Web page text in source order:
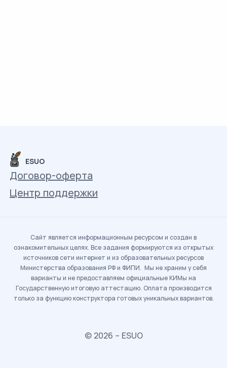
ESUO
Договор-оферта
Центр поддержки
Сайт является информационным ресурсом и создан в
ознакомительных целях. Все задания формируются из открытых
источников сети интернет и из образовательных ресурсов
Министерства образования РФ и ФИПИ. Мы не храним у себя
варианты и не предоставляем официальные КИМы на
Государственную итоговую аттестацию. Оплата производится
только за функцию конструктора готовых уникальных вариантов.
© 2026 – ESUO